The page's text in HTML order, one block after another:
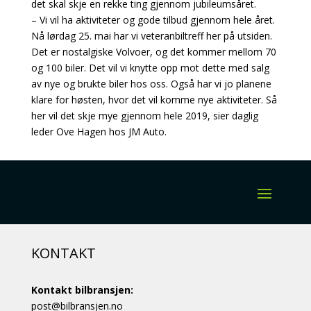
det skal skje en rekke ting gjennom jubileumsåret.
– Vi vil ha aktiviteter og gode tilbud gjennom hele året.
Nå lørdag 25. mai har vi veteranbiltreff her på utsiden.
Det er nostalgiske Volvoer, og det kommer mellom 70
og 100 biler. Det vil vi knytte opp mot dette med salg
av nye og brukte biler hos oss. Også har vi jo planene
klare for høsten, hvor det vil komme nye aktiviteter. Så
her vil det skje mye gjennom hele 2019, sier daglig
leder Ove Hagen hos JM Auto.
KONTAKT
Kontakt bilbransjen:
post@bilbransjen.no